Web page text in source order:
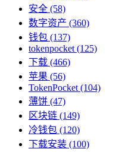
安全 (58)
数字资产 (360)
钱包 (137)
tokenpocket (125)
下载 (466)
苹果 (56)
TokenPocket (104)
薄饼 (47)
区块链 (149)
冷钱包 (120)
下载安装 (100)